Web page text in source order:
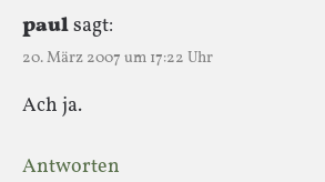
paulsagt:
20. März 2007 um 17:22 Uhr
Ach ja.
Antworten